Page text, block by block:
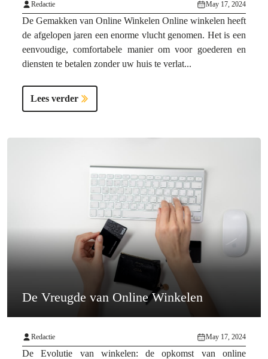
Redactie May 17, 2024
De Gemakken van Online Winkelen Online winkelen heeft
de afgelopen jaren een enorme vlucht genomen. Het is een
eenvoudige, comfortabele manier om voor goederen en
diensten te betalen zonder uw huis te verlat...
Lees verder
De Vreugde van Online Winkelen
Redactie May 17, 2024
De Evolutie van winkelen: de opkomst van online